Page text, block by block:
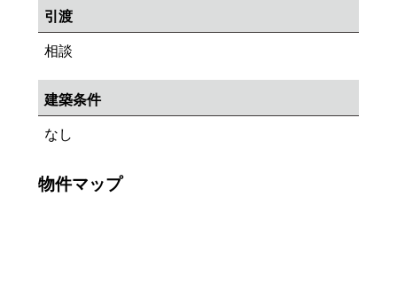
引渡
相談
建築条件
なし
物件マップ